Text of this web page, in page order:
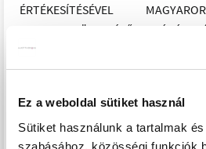
Ez a weboldal sütiket használ
Sütiket használunk a tartalmak
szabásához, közösségi funkciók
ÉRTÉKESÍTÉSÉVEL
INGATLANKÖZVETÍTŐ
CENTRUMNÁL.
INGATLANT ELADNI - A
BIZALOMMAL, HOGY EGY
INGYENES ÉRTÉKMEGÁLLAPÍTÁS